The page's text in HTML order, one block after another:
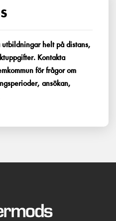
helt på distans,
Kontakta
för frågor om
ansökan,